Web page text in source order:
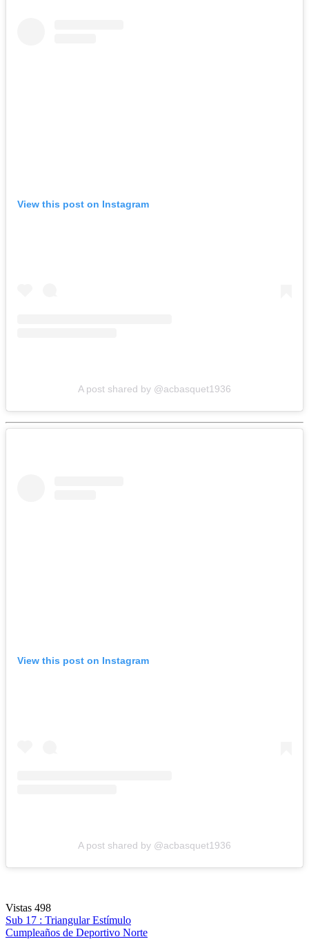
View this post on Instagram
A post shared by @acbasquet1936
View this post on Instagram
A post shared by @acbasquet1936
Vistas 498
Navegación
de
Sub 17 : Triangular Estímulo
Cumpleaños de Deportivo Norte